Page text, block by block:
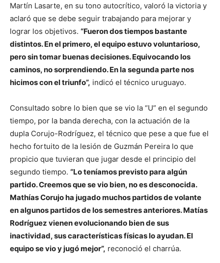
Martín Lasarte, en su tono autocrítico, valoró la victoria y
aclaró que se debe seguir trabajando para mejorar y
lograr los objetivos. “Fueron dos tiempos bastante
distintos. En el primero, el equipo estuvo voluntarioso,
pero sin tomar buenas decisiones. Equivocando los
caminos, no sorprendiendo. En la segunda parte nos
hicimos con el triunfo”, indicó el técnico uruguayo.
Consultado sobre lo bien que se vio la “U” en el segundo
tiempo, por la banda derecha, con la actuación de la
dupla Corujo-Rodríguez, el técnico que pese a que fue el
hecho fortuito de la lesión de Guzmán Pereira lo que
propicio que tuvieran que jugar desde el principio del
segundo tiempo. “Lo teníamos previsto para algún
partido. Creemos que se vio bien, no es desconocida.
Mathías Corujo ha jugado muchos partidos de volante
en algunos partidos de los semestres anteriores. Matías
Rodríguez vienen evolucionando bien de sus
inactividad, sus características físicas lo ayudan. El
equipo se vio y jugó mejor”, reconoció el charrúa.